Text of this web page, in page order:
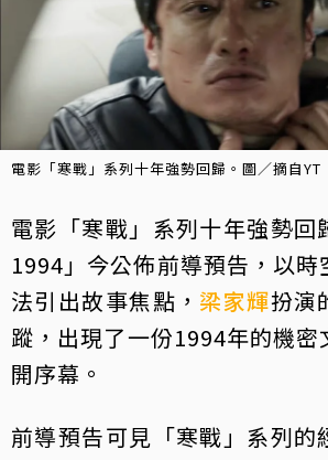
電影「寒戰」系列十年強勢回歸。圖／摘自YT
電影「寒戰」系列十年強勢回
1994」今公佈前導預告，以
法引出故事焦點， 梁家輝扮演
蹤，出現了一份1994年的機密
開序幕。
前導預告可見「寒戰」系列的